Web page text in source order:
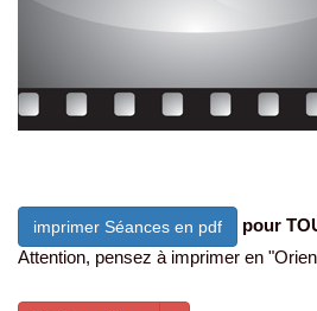
imprimer Séances en pdf
pour
Attention, pensez à imprimer en